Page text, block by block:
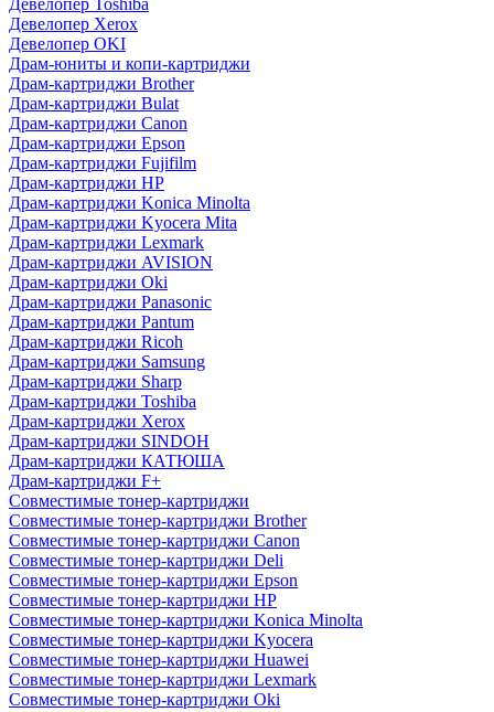
Девелопер Toshiba
Девелопер Xerox
Девелопер OKI
Драм-юниты и копи-картриджи
Драм-картриджи Brother
Драм-картриджи Bulat
Драм-картриджи Canon
Драм-картриджи Epson
Драм-картриджи Fujifilm
Драм-картриджи HP
Драм-картриджи Konica Minolta
Драм-картриджи Kyocera Mita
Драм-картриджи Lexmark
Драм-картриджи AVISION
Драм-картриджи Oki
Драм-картриджи Panasonic
Драм-картриджи Pantum
Драм-картриджи Ricoh
Драм-картриджи Samsung
Драм-картриджи Sharp
Драм-картриджи Toshiba
Драм-картриджи Xerox
Драм-картриджи SINDOH
Драм-картриджи КАТЮША
Драм-картриджи F+
Совместимые тонер-картриджи
Совместимые тонер-картриджи Brother
Совместимые тонер-картриджи Canon
Совместимые тонер-картриджи Deli
Совместимые тонер-картриджи Epson
Совместимые тонер-картриджи HP
Совместимые тонер-картриджи Konica Minolta
Совместимые тонер-картриджи Kyocera
Совместимые тонер-картриджи Huawei
Совместимые тонер-картриджи Lexmark
Совместимые тонер-картриджи Oki